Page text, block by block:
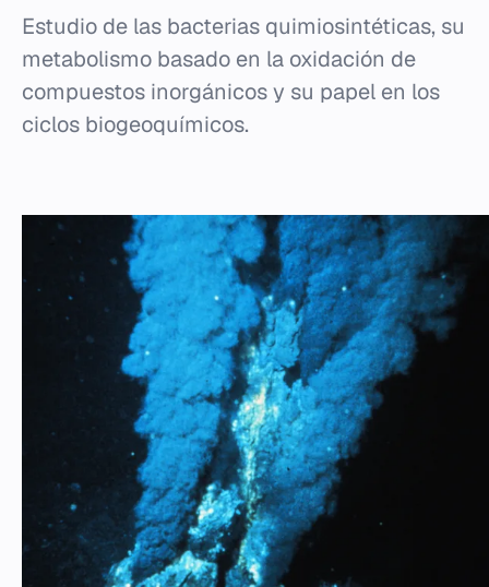
Estudio de las bacterias quimiosintéticas, su
metabolismo basado en la oxidación de
compuestos inorgánicos y su papel en los
ciclos biogeoquímicos.